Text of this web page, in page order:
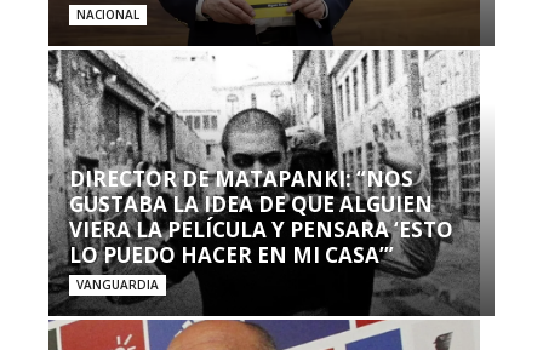
NACIONAL
DIRECTOR DE MATAPANKI: “NOS
GUSTABA LA IDEA DE QUE ALGUIEN
VIERA LA PELÍCULA Y PENSARA ‘ESTO
LO PUEDO HACER EN MI CASA’”
VANGUARDIA